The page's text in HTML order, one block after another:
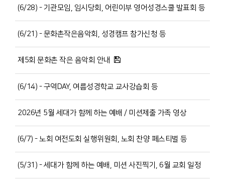
(6/28) - 기관모임, 임시당회, 어린이부 영어성경스쿨 발표회 등
(6/21) - 문화촌작은음악회, 성경캠프 참가신청 등
제5회 문화촌 작은 음악회 안내
(6/14) - 구역DAY, 여름성경학교 교사강습회 등
2026년 5월 세대가 함께 하는 예배 / 미션제출 가족 영상
(6/7) - 노회 여전도회 실행위원회, 노회 찬양 페스티벌 등
(5/31) - 세대가 함께 하는 예배, 미션 사진찍기, 6월 교회 일정